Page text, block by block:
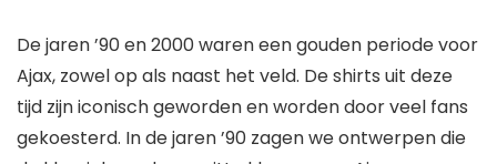
De jaren ’90 en 2000 waren een gouden periode voor
Ajax, zowel op als naast het veld. De shirts uit deze
tijd zijn iconisch geworden en worden door veel fans
gekoesterd. In de jaren ’90 zagen we ontwerpen die